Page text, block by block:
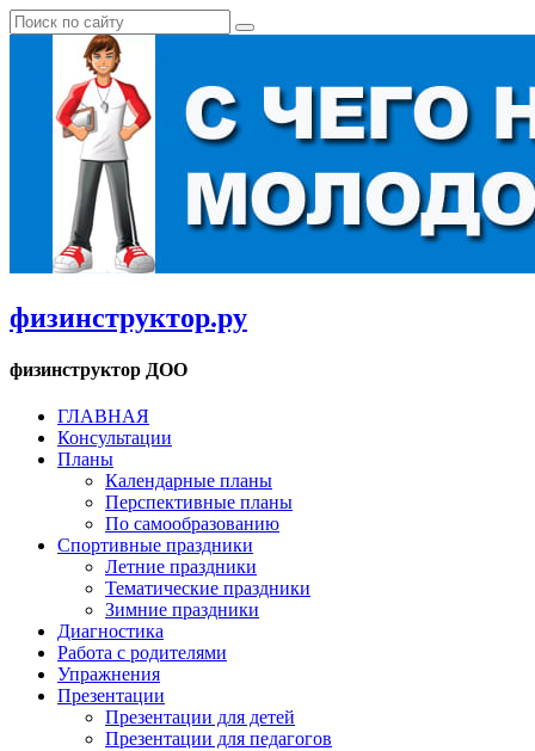
физинструктор.ру
физинструктор ДОО
ГЛАВНАЯ
Консультации
Планы
Календарные планы
Перспективные планы
По самообразованию
Спортивные праздники
Летние праздники
Тематические праздники
Зимние праздники
Диагностика
Работа с родителями
Упражнения
Презентации
Презентации для детей
Презентации для педагогов